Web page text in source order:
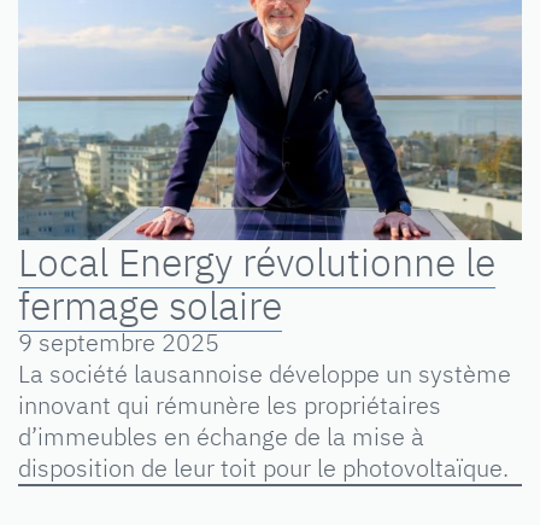
Local Energy révolutionne le
fermage solaire
9 septembre 2025
La société lausannoise développe un système
innovant qui rémunère les propriétaires
d’immeubles en échange de la mise à
disposition de leur toit pour le photovoltaïque.